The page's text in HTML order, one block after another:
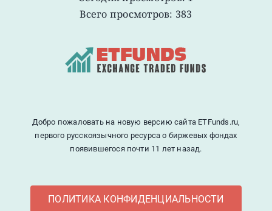
Всего просмотров: 383
Добро пожаловать на новую версию сайта ETFunds.ru,
первого русскоязычного ресурса о биржевых фондах
появившегося почти 11 лет назад.
ПОЛИТИКА КОНФИДЕНЦИАЛЬНОСТИ